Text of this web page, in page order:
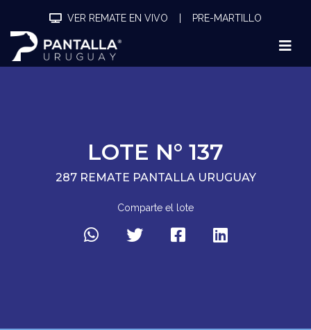
VER REMATE EN VIVO PRE-MARTILLO
LOTE N° 137
287 REMATE PANTALLA URUGUAY
Comparte el lote